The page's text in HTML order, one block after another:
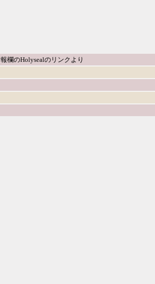
欄のHolysealのリンクより